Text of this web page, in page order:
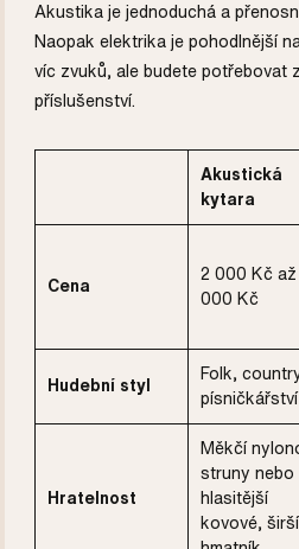
Akustika je jednoduchá a
Naopak elektrika je pohodlnější
víc zvuků, ale budete potřebovat
příslušenství.
Akustická
kytara
Cena
2 000 Kč až
000 Kč
Hudební styl
Folk,
písničkářství
Hratelnost
Měkčí
struny nebo
hlasitější
kovové, širší